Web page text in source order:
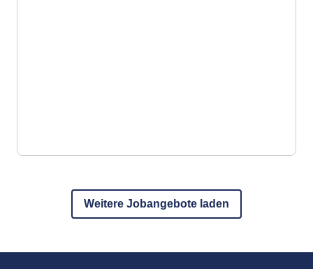
Weitere Jobangebote laden